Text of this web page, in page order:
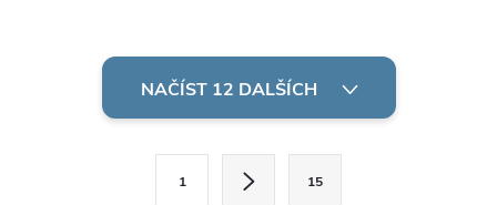
oděru...
NAČÍST 12 DALŠÍCH
1 15